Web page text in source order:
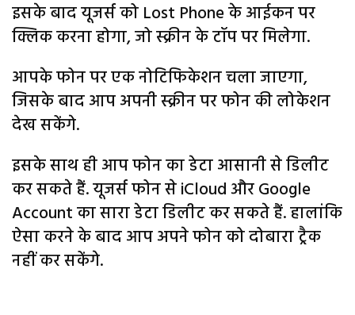
इसके बाद यूजर्स को Lost Phone के आईकन पर
क्लिक करना होगा, जो स्क्रीन के टॉप पर मिलेगा.
आपके फोन पर एक नोटिफिकेशन चला जाएगा,
जिसके बाद आप अपनी स्क्रीन पर फोन की लोकेशन
देख सकेंगे.
इसके साथ ही आप फोन का डेटा आसानी से डिलीट
कर सकते हैं. यूजर्स फोन से iCloud और Google
Account का सारा डेटा डिलीट कर सकते हैं. हालांकि
ऐसा करने के बाद आप अपने फोन को दोबारा ट्रैक
नहीं कर सकेंगे.